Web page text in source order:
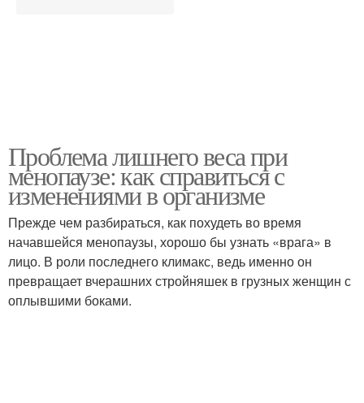
Проблема лишнего веса при
менопаузе: как справиться с
изменениями в организме
Прежде чем разбираться, как похудеть во время
начавшейся менопаузы, хорошо бы узнать «врага» в
лицо. В роли последнего климакс, ведь именно он
превращает вчерашних стройняшек в грузных женщин с
оплывшими боками.